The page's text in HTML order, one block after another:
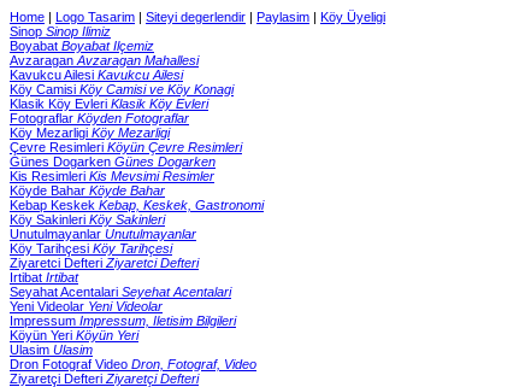
Home | Logo Tasarim | Siteyi degerlendir | Paylasim | Köy Üyeligi
Sinop Sinop Ilimiz
Boyabat Boyabat Ilçemiz
Avzaragan Avzaragan Mahallesi
Kavukcu Ailesi Kavukcu Ailesi
Köy Camisi Köy Camisi ve Köy Konagi
Klasik Köy Evleri Klasik Köy Evleri
Fotograflar Köyden Fotograflar
Köy Mezarligi Köy Mezarligi
Çevre Resimleri Köyün Çevre Resimleri
Günes Dogarken Günes Dogarken
Kis Resimleri Kis Mevsimi Resimler
Köyde Bahar Köyde Bahar
Kebap Keskek Kebap, Keskek, Gastronomi
Köy Sakinleri Köy Sakinleri
Unutulmayanlar Unutulmayanlar
Köy Tarihçesi Köy Tarihçesi
Ziyaretci Defteri Ziyaretci Defteri
Irtibat Irtibat
Seyahat Acentalari Seyehat Acentalari
Yeni Videolar Yeni Videolar
Impressum Impressum, Iletisim Bilgileri
Köyün Yeri Köyün Yeri
Ulasim Ulasim
Dron Fotograf Video Dron, Fotograf, Video
Ziyaretçi Defteri Ziyaretçi Defteri